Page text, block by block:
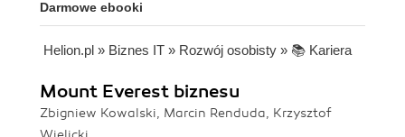
Darmowe ebooki
Helion.pl » Biznes IT » Rozwój osobisty » 📚 Kariera
Mount Everest biznesu
Zbigniew Kowalski, Marcin Renduda, Krzysztof